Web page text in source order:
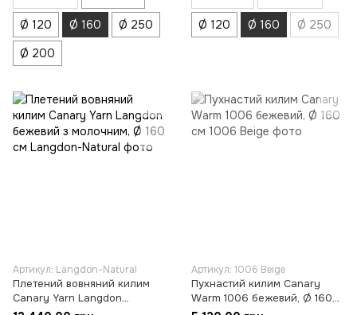
Ø 120
Ø 160
Ø 250
Ø 200
Ø 120
Ø 160 Ø 250
Артикул: Langdon-Natural
Плетений вовняний килим
Canary Yarn Langdon
бежевий з молочним, Ø 160
Артикул: 1006 Beige
Пухнастий килим Canary
Warm 1006 бежевий, Ø 160
см